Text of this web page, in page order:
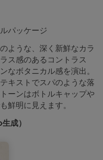
パッケージ
ような、深く新鮮なカラ
ス感のあるコントラス
なボタニカル感を演出。
キストでスパのような落
ーンはボトルキャップや
鮮明に見えます。
成）